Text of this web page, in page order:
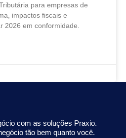
para empresas de
impactos fiscais e
2026 em conformidade.
com as soluções Praxio.
tão bem quanto você.